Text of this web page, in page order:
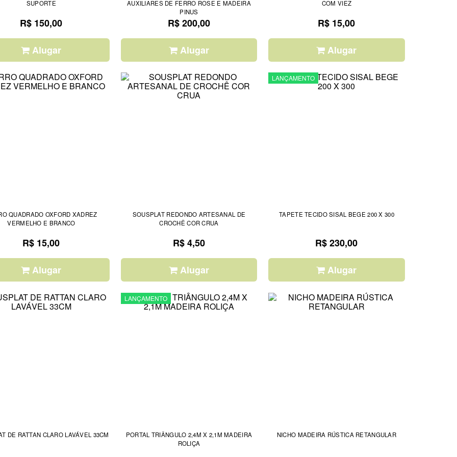
SUPORTE
R$ 150,00
Alugar
AUXILIARES DE FERRO ROSE E MADEIRA
PINUS
R$ 200,00
Alugar
COM VIEZ
R$ 15,00
Alugar
QUADRADO OXFORD XADREZ
VERMELHO E BRANCO
R$ 15,00
Alugar
SOUSPLAT REDONDO ARTESANAL DE
CROCHÊ COR CRUA
R$ 4,50
Alugar
LANÇAMENTO
TAPETE TECIDO SISAL BEGE 200 X 300
R$ 230,00
Alugar
DE RATTAN CLARO LAVÁVEL 33CM
LANÇAMENTO
PORTAL TRIÂNGULO 2,4M X 2,1M MADEIRA
ROLIÇA
NICHO MADEIRA RÚSTICA RETANGULAR